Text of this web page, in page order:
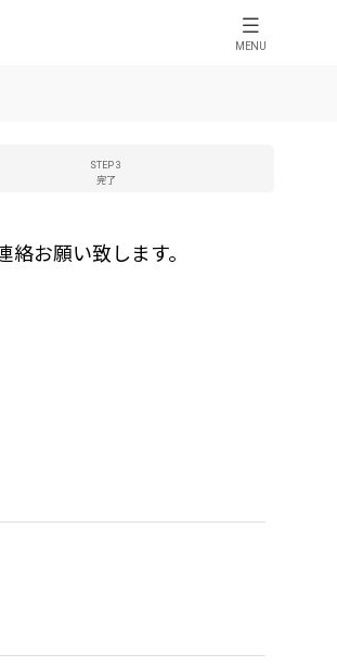
MENU
STEP 3
完了
お願い致します。